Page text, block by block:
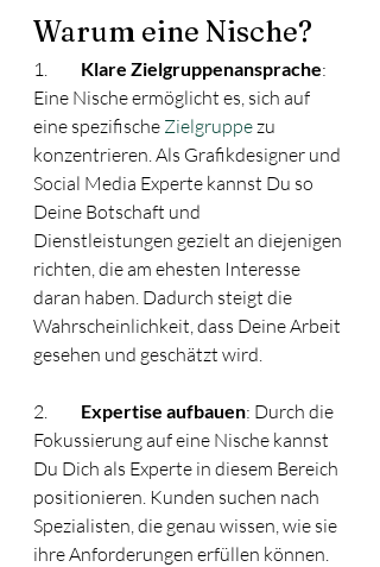
Warum eine Nische?
Klare Zielgruppenansprache:
Eine Nische ermöglicht es, sich auf
eine spezifische Zielgruppe zu
konzentrieren. Als Grafikdesigner und
Social Media Experte kannst Du so
Deine Botschaft und
Dienstleistungen gezielt an diejenigen
richten, die am ehesten Interesse
daran haben. Dadurch steigt die
Wahrscheinlichkeit, dass Deine Arbeit
gesehen und geschätzt wird.
Expertise aufbauen: Durch die
Fokussierung auf eine Nische kannst
Du Dich als Experte in diesem Bereich
positionieren. Kunden suchen nach
Spezialisten, die genau wissen, wie sie
ihre Anforderungen erfüllen können.